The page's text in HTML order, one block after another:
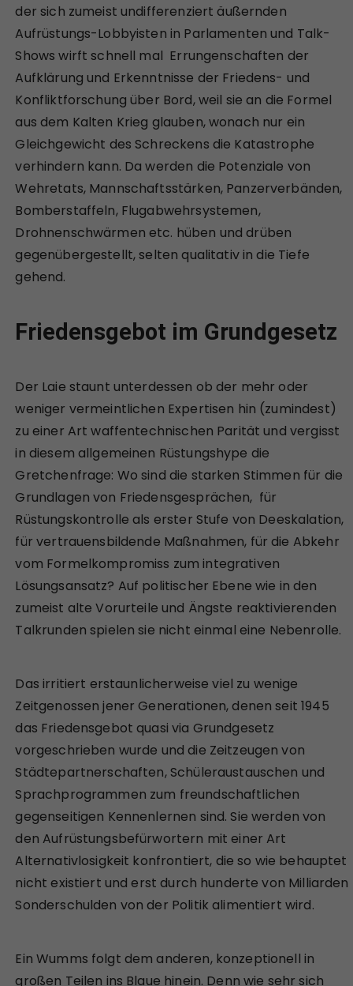
der sich zumeist undifferenziert äußernden
Aufrüstungs-Lobbyisten in Parlamenten und Talk-
Shows wirft schnell mal Errungenschaften der
Aufklärung und Erkenntnisse der Friedens- und
Konfliktforschung über Bord, weil sie an die Formel
aus dem Kalten Krieg glauben, wonach nur ein
Gleichgewicht des Schreckens die Katastrophe
verhindern kann. Da werden die Potenziale von
Wehretats, Mannschaftsstärken, Panzerverbänden,
Bomberstaffeln, Flugabwehrsystemen,
Drohnenschwärmen etc. hüben und drüben
gegenübergestellt, selten qualitativ in die Tiefe
gehend.
Friedensgebot im Grundgesetz
Der Laie staunt unterdessen ob der mehr oder
weniger vermeintlichen Expertisen hin (zumindest)
zu einer Art waffentechnischen Parität und vergisst
in diesem allgemeinen Rüstungshype die
Gretchenfrage: Wo sind die starken Stimmen für die
Grundlagen von Friedensgesprächen, für
Rüstungskontrolle als erster Stufe von Deeskalation,
für vertrauensbildende Maßnahmen, für die Abkehr
vom Formelkompromiss zum integrativen
Lösungsansatz? Auf politischer Ebene wie in den
zumeist alte Vorurteile und Ängste reaktivierenden
Talkrunden spielen sie nicht einmal eine Nebenrolle.
Das irritiert erstaunlicherweise viel zu wenige
Zeitgenossen jener Generationen, denen seit 1945
das Friedensgebot quasi via Grundgesetz
vorgeschrieben wurde und die Zeitzeugen von
Städtepartnerschaften, Schüleraustauschen und
Sprachprogrammen zum freundschaftlichen
gegenseitigen Kennenlernen sind. Sie werden von
den Aufrüstungsbefürwortern mit einer Art
Alternativlosigkeit konfrontiert, die so wie behauptet
nicht existiert und erst durch hunderte von Milliarden
Sonderschulden von der Politik alimentiert wird.
Ein Wumms folgt dem anderen, konzeptionell in
großen Teilen ins Blaue hinein. Denn wie sehr sich